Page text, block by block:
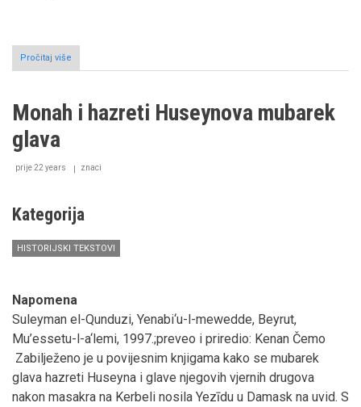
Pročitaj više
Zheng
kineski
Monah i hazreti Huseynova mubarek
glava
prije 22 years znaci
Kategorija
HISTORIJSKI TEKSTOVI
Napomena
Suleyman el-Qunduzi, Yenabi‘u-l-mewedde, Beyrut,
Mu’essetu-l-a‘lemi, 1997.;preveo i priredio: Kenan Čemo
Zabilježeno je u povijesnim knjigama kako se mubarek
glava hazreti Huseyna i glave njegovih vjernih drugova
nakon masakra na Kerbeli nosila Yezīdu u Damask na uvid. S